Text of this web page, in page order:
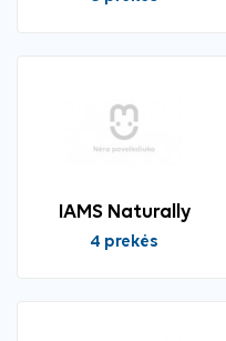
IAMS Naturally
4 prekės